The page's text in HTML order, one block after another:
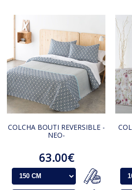
COLCHA BOUTI REVERSIBLE -
NEO-
63.00€